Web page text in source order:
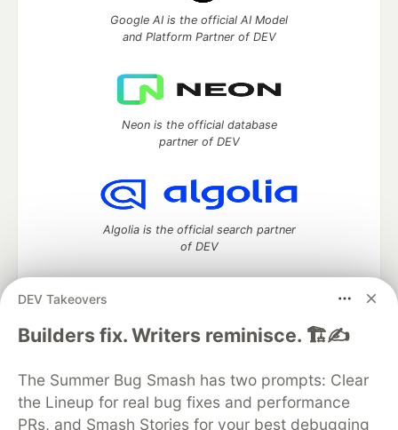
DEV Takeovers
Builders fix. Writers reminisce. 🏗️✍️
The Summer Bug Smash has two prompts: Clear
the Lineup for real bug fixes and performance
PRs, and Smash Stories for your best debugging
Google AI is the official AI Model
and Platform Partner of DEV
Neon is the official database
partner of DEV
Algolia is the official search partner
of DEV
DEV Community— A space to discuss and keep up software
DEV Education Tracks
DEV Help
Advertise on DEV
Organization Accounts
DEV Showcase About
Contact
Free Postgres Database
DEV Shop MLH